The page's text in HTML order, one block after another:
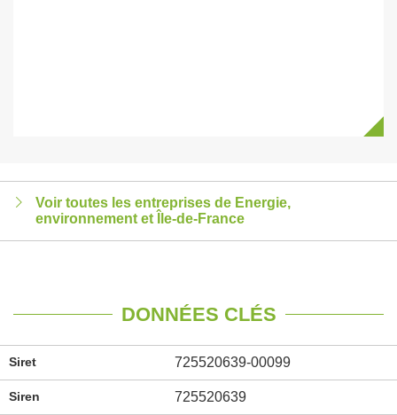
Voir toutes les entreprises de Energie,
environnement et Île-de-France
DONNÉES CLÉS
Siret 725520639-00099
Siren 725520639